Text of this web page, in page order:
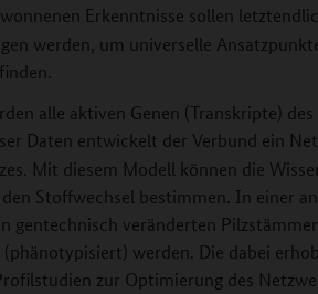
Erkenntnisse sollen
werden, um universelle
alle aktiven Genen (Transkripte)
Daten entwickelt der Verbund ein
Mit diesem Modell können die
Stoffwechsel bestimmen. In einer
gentechnisch veränderten
werden. Die dabei
zur Optimierung des